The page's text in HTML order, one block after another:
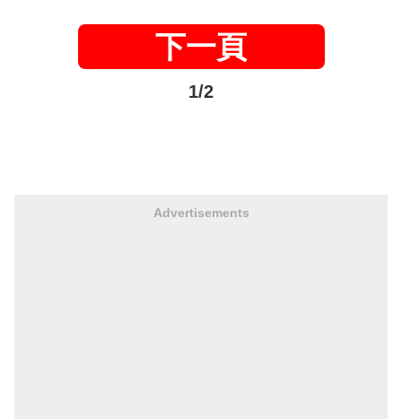
下一頁
1/2
Advertisements